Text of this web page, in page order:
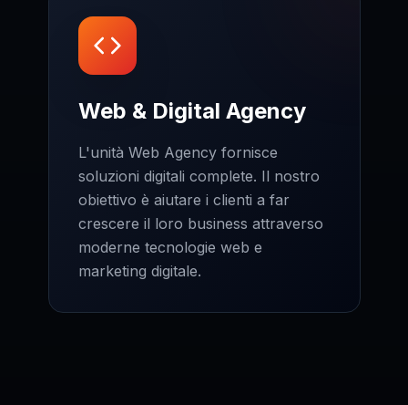
Web & Digital Agency
L'unità Web Agency fornisce
soluzioni digitali complete. Il nostro
obiettivo è aiutare i clienti a far
crescere il loro business attraverso
moderne tecnologie web e
marketing digitale.